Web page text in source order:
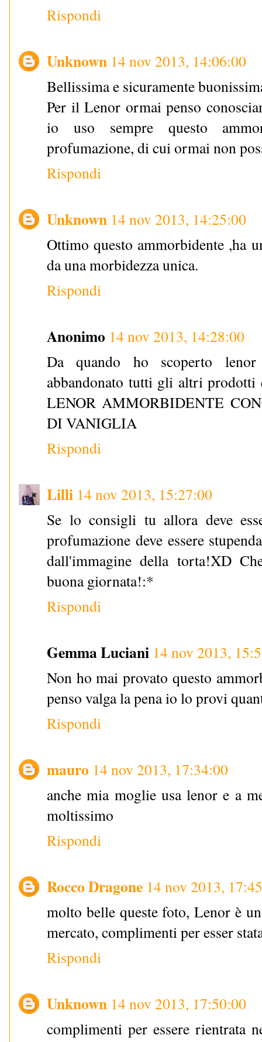
Rispondi
Unknown 14 nov 2013, 14:06:00
Bellissima e sicuramente
Per il Lenor ormai penso
io uso sempre questo
profumazione, di cui ormai non
Rispondi
Unknown 14 nov 2013, 14:25:00
Ottimo questo ammorbidente ,ha
da una morbidezza unica.
Rispondi
Anonimo 14 nov 2013, 14:28:00
Da quando ho scoperto
abbandonato tutti gli altri prodotti
LENOR AMMORBIDENTE
DI VANIGLIA
Rispondi
Lilli 14 nov 2013, 15:27:00
Se lo consigli tu allora deve
profumazione deve essere
dall'immagine della torta!XD
buona giornata!:*
Rispondi
Gemma Luciani 14 nov 2013,
Non ho mai provato questo
penso valga la pena io lo provi
Rispondi
mauro 14 nov 2013, 17:34:00
anche mia moglie usa lenor e a
moltissimo
Rispondi
Rocco Dragone 14 nov 2013,
molto belle queste foto, Lenor è
mercato, complimenti per esser
Rispondi
Unknown 14 nov 2013, 17:50:00
complimenti per essere rientrata